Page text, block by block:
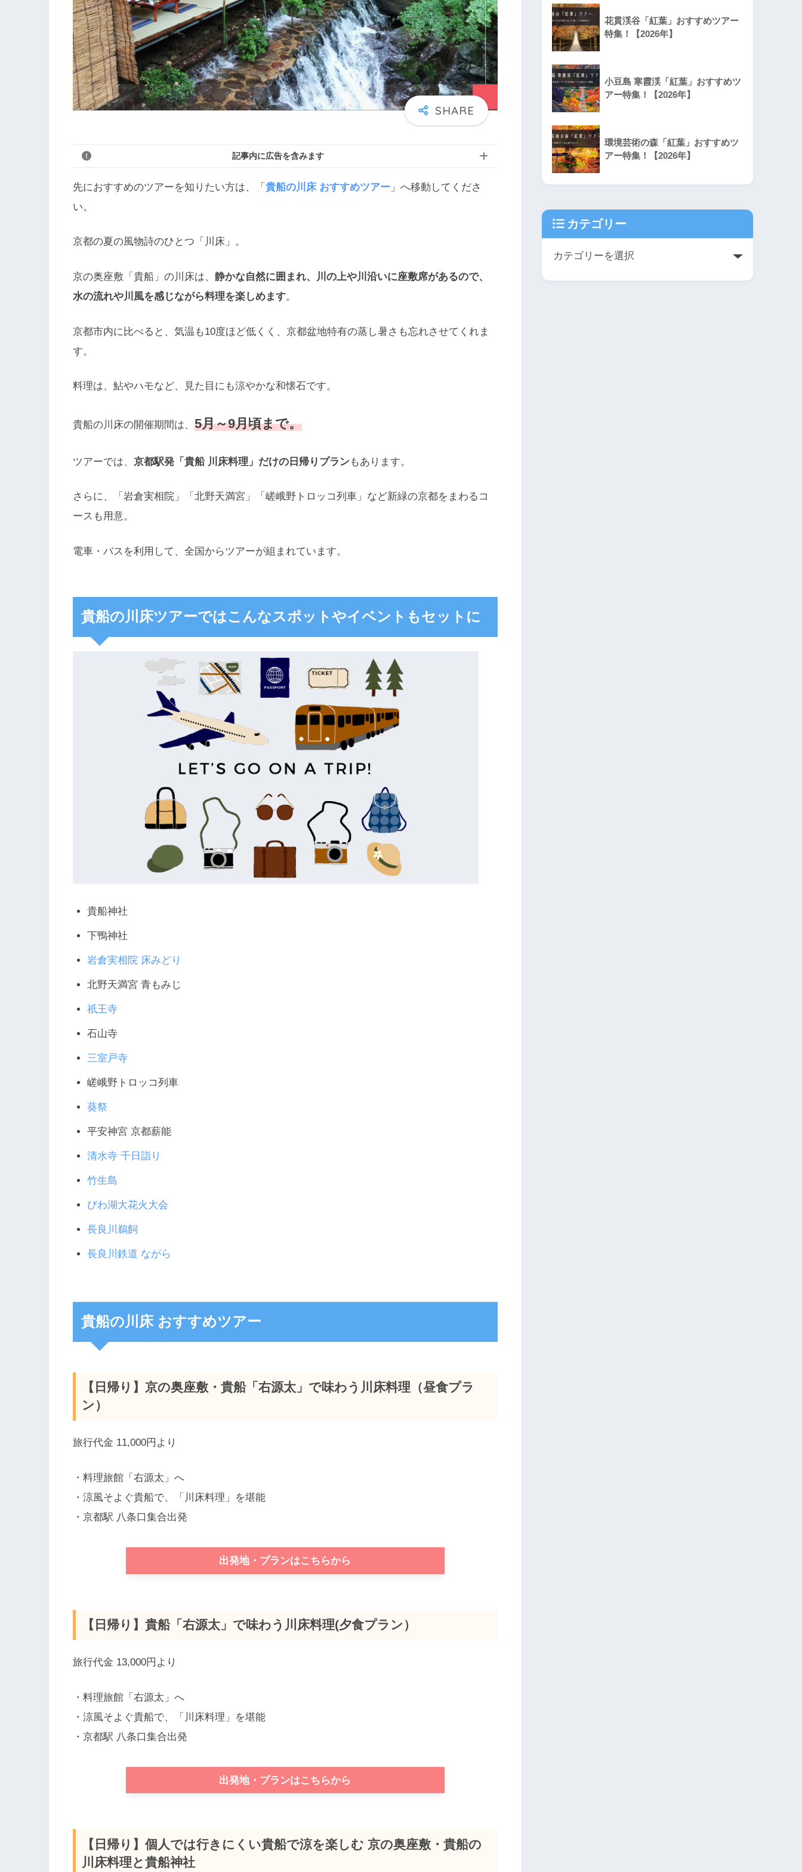
記事内に広告を含みます
先におすすめのツアーを知りたい方は、「 貴船の川床 おすすめツアー 」へ移動してくださ
い。
京都の夏の風物詩のひとつ「川床」。
京の奥座敷「貴船」の川床は、 静かな自然に囲まれ、川の上や川沿いに座敷席があるので、
水の流れや川風を感じながら料理を楽しめます。
京都市内に比べると、気温も10度ほど低くく、京都盆地特有の蒸し暑さも忘れさせてくれま
す。
料理は、鮎やハモなど、見た目にも涼やかな和懐石です。
貴船の川床の開催期間は、 5月～9月頃まで。
ツアーでは、 京都駅発「貴船 川床料理」だけの日帰りプランもあります。
さらに、「岩倉実相院」「北野天満宮」「嵯峨野トロッコ列車」など新緑の京都をまわるコ
ースも用意。
電車・バスを利用して、全国からツアーが組まれています。
貴船の川床ツアーではこんなスポットやイベントもセットに
貴船神社
下鴨神社
岩倉実相院 床みどり
北野天満宮 青もみじ
祇王寺
石山寺
三室戸寺
嵯峨野トロッコ列車
葵祭
平安神宮 京都薪能
清水寺 千日詣り
竹生島
びわ湖大花火大会
長良川鵜飼
長良川鉄道 ながら
貴船の川床 おすすめツアー
【日帰り】京の奥座敷・貴船「右源太」で味わう川床料理（昼食プラ
ン）
旅行代金 11,000円より
・料理旅館「右源太」へ
・涼風そよぐ貴船で、「川床料理」を堪能
・京都駅 八条口集合出発
出発地・プランはこちらから
【日帰り】貴船「右源太」で味わう川床料理(夕食プラン）
旅行代金 13,000円より
・料理旅館「右源太」へ
・涼風そよぐ貴船で、「川床料理」を堪能
・京都駅 八条口集合出発
出発地・プランはこちらから
【日帰り】個人では行きにくい貴船で涼を楽しむ 京の奥座敷・貴船の
川床料理と貴船神社
花貫渓谷「紅葉」おすすめツアー
特集！【2026年】
小豆島 寒霞渓「紅葉」おすすめツ
アー特集！【2026年】
環境芸術の森「紅葉」おすすめツ
アー特集！【2026年】
カテゴリー